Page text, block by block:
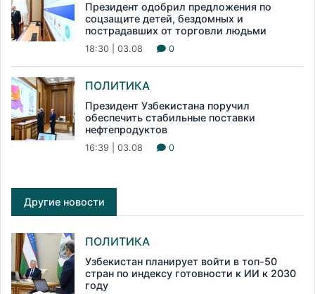
Президент одобрил предложения по
соцзащите детей, бездомных и
пострадавших от торговли людьми
18:30 | 03.08 0
ПОЛИТИКА
Президент Узбекистана поручил
обеспечить стабильные поставки
нефтепродуктов
16:39 | 03.08 0
Другие новости
ПОЛИТИКА
Узбекистан планирует войти в топ-50
стран по индексу готовности к ИИ к 2030
году